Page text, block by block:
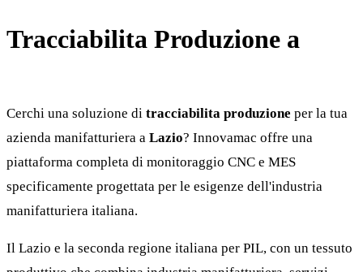
Tracciabilita Produzione a
Cerchi una soluzione di tracciabilita produzione per la tua
azienda manifatturiera a Lazio? Innovamac offre una
piattaforma completa di monitoraggio CNC e MES
specificamente progettata per le esigenze dell'industria
manifatturiera italiana.
Il Lazio e la seconda regione italiana per PIL, con un tessuto